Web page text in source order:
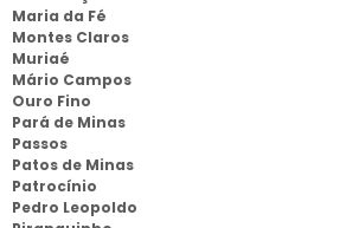
Maria da Fé
Montes Claros
Muriaé
Mário Campos
Ouro Fino
Pará de Minas
Passos
Patos de Minas
Patrocínio
Pedro Leopoldo